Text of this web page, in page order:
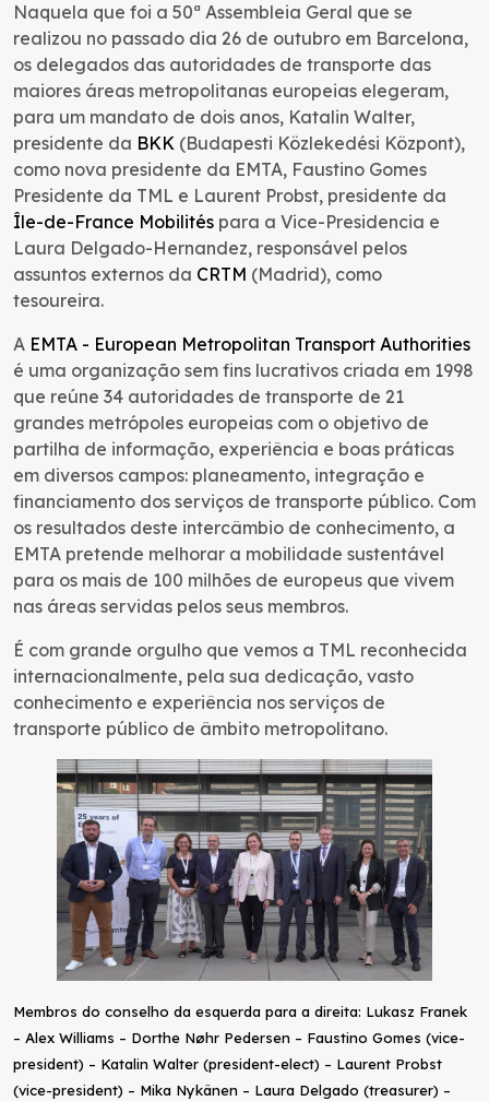
Naquela que foi a 50ª Assembleia Geral que se
realizou no passado dia 26 de outubro em Barcelona,
os delegados das autoridades de transporte das
maiores áreas metropolitanas europeias elegeram,
para um mandato de dois anos, Katalin Walter,
presidente da BKK (Budapesti Közlekedési Központ),
como nova presidente da EMTA, Faustino Gomes
Presidente da TML e Laurent Probst, presidente da
Île-de-France Mobilités para a Vice-Presidencia e
Laura Delgado-Hernandez, responsável pelos
assuntos externos da CRTM (Madrid), como
tesoureira.
A EMTA - European Metropolitan Transport Authorities
é uma organização sem fins lucrativos criada em 1998
que reúne 34 autoridades de transporte de 21
grandes metrópoles europeias com o objetivo de
partilha de informação, experiência e boas práticas
em diversos campos: planeamento, integração e
financiamento dos serviços de transporte público. Com
os resultados deste intercâmbio de conhecimento, a
EMTA pretende melhorar a mobilidade sustentável
para os mais de 100 milhões de europeus que vivem
nas áreas servidas pelos seus membros.
É com grande orgulho que vemos a TML reconhecida
internacionalmente, pela sua dedicação, vasto
conhecimento e experiência nos serviços de
transporte público de âmbito metropolitano.
Membros do conselho da esquerda para a direita: Lukasz Franek
– Alex Williams – Dorthe Nøhr Pedersen – Faustino Gomes (vice-
president) – Katalin Walter (president-elect) – Laurent Probst
(vice-president) – Mika Nykänen – Laura Delgado (treasurer) –